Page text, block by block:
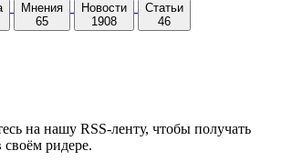
Мнения
65
Новости
1908
Статьи
46
на нашу RSS-ленту, чтобы получать
ридере.